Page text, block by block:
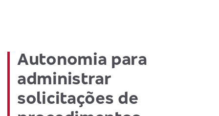
Autonomia para
administrar
solicitações de